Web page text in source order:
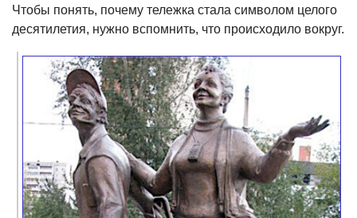
Чтобы понять, почему тележка стала символом целого
десятилетия, нужно вспомнить, что происходило вокруг.